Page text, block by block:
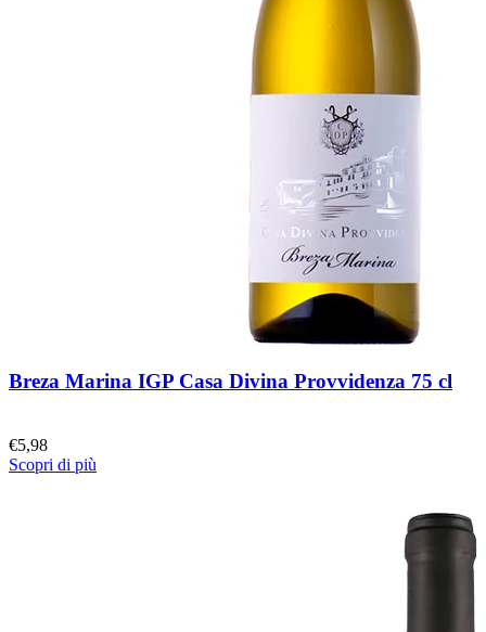
Breza Marina IGP Casa Divina Provvidenza 75 cl
€5,98
Scopri di più